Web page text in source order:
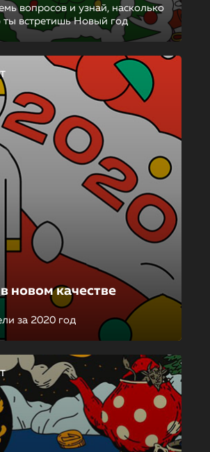
вопросов и узнай, насколько
ты встретишь Новый год
новом качестве
за 2020 год